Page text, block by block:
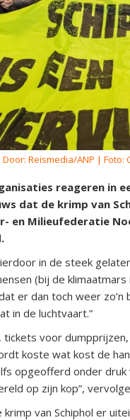
Reismedia/ANP | Foto:
reageren in
dat de krimp van
en Milieufederatie
in de steek
(bij de
er dan toch weer
in de luchtvaart.”
tickets voor
koste wat kost de
opgeofferd onder
op zijn kop”,
van Schiphol er